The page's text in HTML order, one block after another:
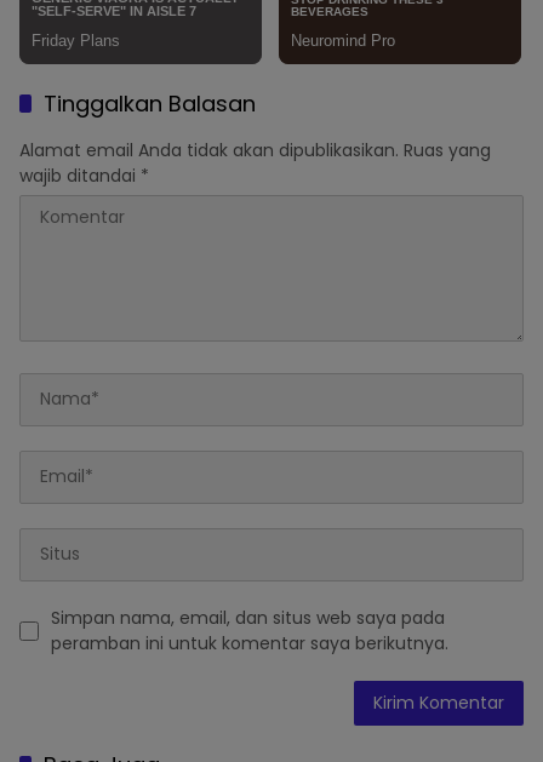
Tinggalkan Balasan
Alamat email Anda tidak akan dipublikasikan. Ruas yang
wajib ditandai *
Simpan nama, email, dan situs web saya pada
peramban ini untuk komentar saya berikutnya.